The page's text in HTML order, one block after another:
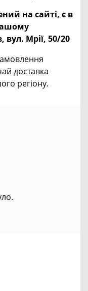
на сайті, є в
вул. Мрії, 50/20
доставка
регіону.